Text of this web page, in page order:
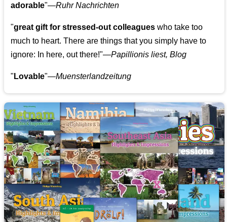
adorable"—Ruhr Nachrichten
"great gift for stressed-out colleagues who take too
much to heart. There are things that you simply have to
ignore: In here, out there!"—Papillionis liest, Blog
" Lovable"—Muensterlandzeitung